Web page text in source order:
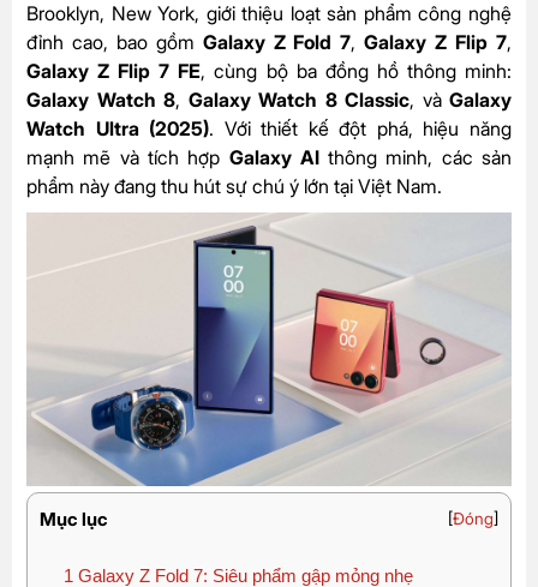
Brooklyn, New York, giới thiệu loạt sản phẩm công nghệ
đỉnh cao, bao gồm Galaxy Z Fold 7,Galaxy Z Flip 7,
Galaxy Z Flip 7 FE, cùng bộ ba đồng hồ thông minh:
Galaxy Watch 8, Galaxy Watch 8 Classic, và Galaxy
Watch Ultra (2025). Với thiết kế đột phá, hiệu năng
mạnh mẽ và tích hợp Galaxy AIthông minh, các sản
phẩm này đang thu hút sự chú ý lớn tại Việt Nam.
Mục lục [Đóng]
1 Galaxy Z Fold 7: Siêu phẩm gập mỏng nhẹ